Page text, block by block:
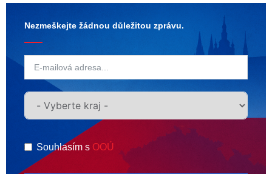
Nezmeškejte žádnou důležitou zprávu.
Souhlasím s OOÚ